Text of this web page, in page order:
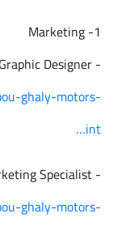
1- Marketing
- Graphic Designer
ghaly-motors-
int…
- Marketing Specialist
ghaly-motors-